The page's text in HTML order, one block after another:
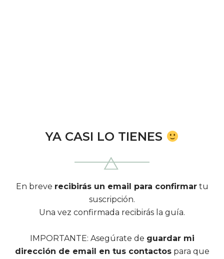
YA CASI LO TIENES
En breve recibirás un email para confirmartu
suscripción.
Una vez confirmada recibirás la guía.
IMPORTANTE: Asegúrate de guardar mi
dirección de email en tus contactospara que